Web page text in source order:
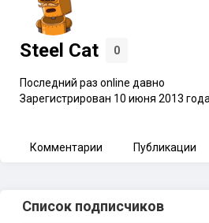
Steel Cat 0
Последний раз online давно
Зарегистрирован 10 июня 2013 года
Комментарии Публикации
Список подписчиков